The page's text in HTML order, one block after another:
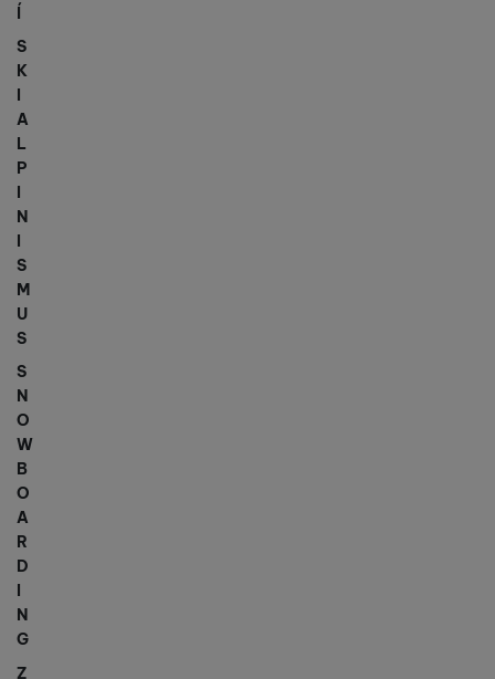
Í
S
K
I
A
L
P
I
N
I
S
M
U
S
S
N
O
W
B
O
A
R
D
N
G
Z